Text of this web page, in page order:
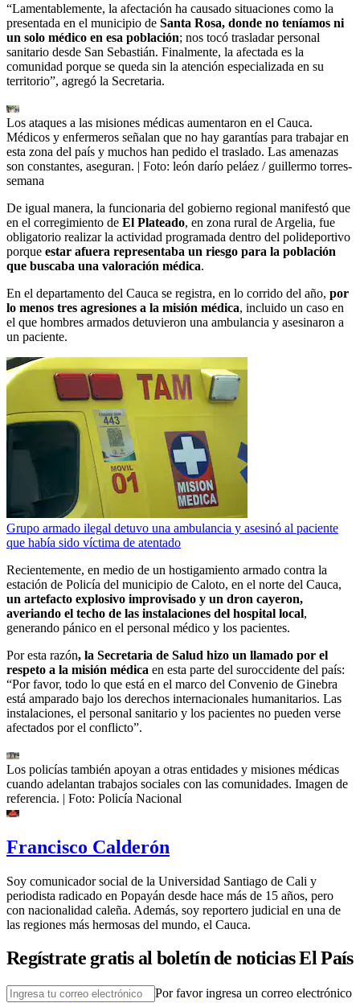
“Lamentablemente, la afectación ha causado situaciones como la
presentada en el municipio de Santa Rosa, donde no teníamos ni
un solo médico en esa población; nos tocó trasladar personal
sanitario desde San Sebastián. Finalmente, la afectada es la
comunidad porque se queda sin la atención especializada en su
territorio”, agregó la Secretaria.
Los ataques a las misiones médicas aumentaron en el Cauca.
Médicos y enfermeros señalan que no hay garantías para trabajar en
esta zona del país y muchos han pedido el traslado. Las amenazas
son constantes, aseguran. | Foto: león darío peláez / guillermo torres-
semana
De igual manera, la funcionaria del gobierno regional manifestó que
en el corregimiento de El Plateado, en zona rural de Argelia, fue
obligatorio realizar la actividad programada dentro del polideportivo
porque estar afuera representaba un riesgo para la población
que buscaba una valoración médica.
En el departamento del Cauca se registra, en lo corrido del año, por
lo menos tres agresiones a la misión médica, incluido un caso en
el que hombres armados detuvieron una ambulancia y asesinaron a
un paciente.
Grupo armado ilegal detuvo una ambulancia y asesinó al paciente
que había sido víctima de atentado
Recientemente, en medio de un hostigamiento armado contra la
estación de Policía del municipio de Caloto, en el norte del Cauca,
un artefacto explosivo improvisado y un dron cayeron,
averiando el techo de las instalaciones del hospital local,
generando pánico en el personal médico y los pacientes.
Por esta razón, la Secretaria de Salud hizo un llamado por el
respeto a la misión médica en esta parte del suroccidente del país:
“Por favor, todo lo que está en el marco del Convenio de Ginebra
está amparado bajo los derechos internacionales humanitarios. Las
instalaciones, el personal sanitario y los pacientes no pueden verse
afectados por el conflicto”.
Los policías también apoyan a otras entidades y misiones médicas
cuando adelantan trabajos sociales con las comunidades. Imagen de
referencia. | Foto: Policía Nacional
Francisco Calderón
Soy comunicador social de la Universidad Santiago de Cali y
periodista radicado en Popayán desde hace más de 15 años, pero
con nacionalidad caleña. Además, soy reportero judicial en una de
las regiones más hermosas del mundo, el Cauca.
Regístrate gratis al boletín de noticias El País
Por favor ingresa un correo electrónico